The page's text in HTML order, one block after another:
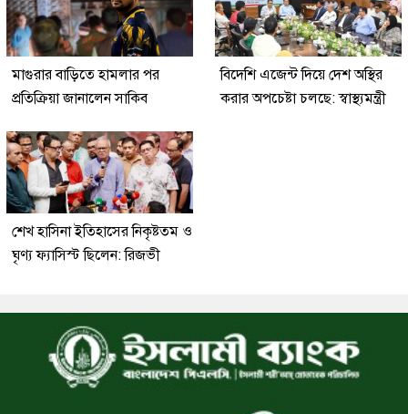
মাগুরার বাড়িতে হামলার পর
প্রতিক্রিয়া জানালেন সাকিব
বিদেশি এজেন্ট দিয়ে দেশ অস্থির
করার অপচেষ্টা চলছে: স্বাস্থ্যমন্ত্রী
শেখ হাসিনা ইতিহাসের নিকৃষ্টতম ও
ঘৃণ্য ফ্যাসিস্ট ছিলেন: রিজভী